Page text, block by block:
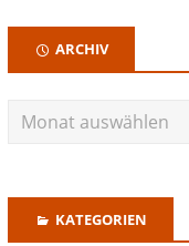
ARCHIV
KATEGORIEN